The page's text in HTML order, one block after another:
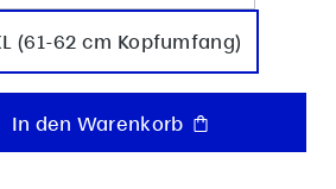
(61-62 cm Kopfumfang)
gewünschten
In den Warenkorb